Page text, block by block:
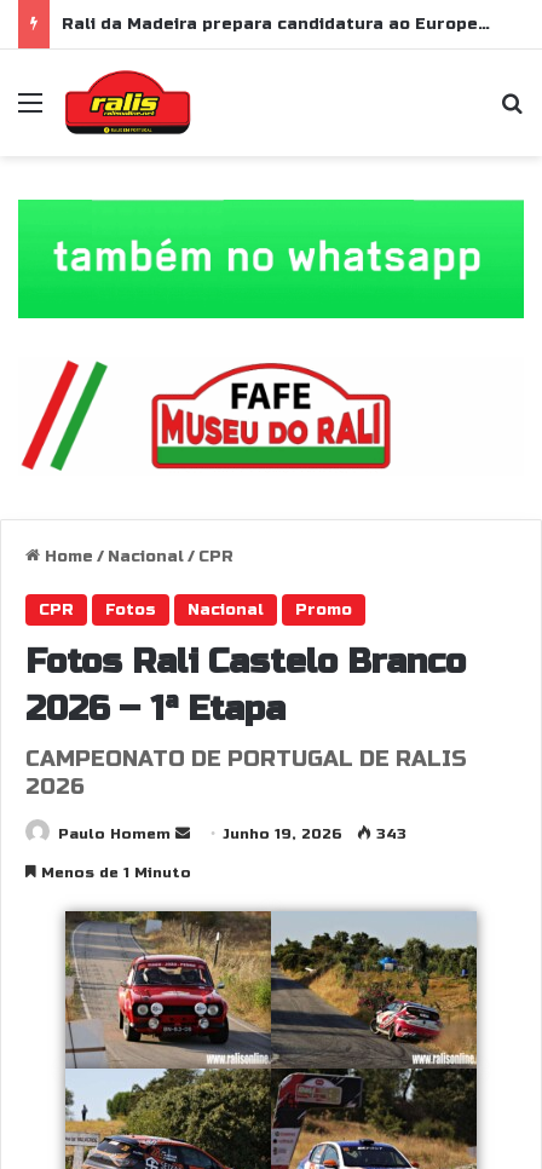
Rali da Madeira prepara candidatura ao Europeu de Ralis para 2028
Menu
Home / Nacional/ CPR
CPR Fotos Nacional Promo
Fotos Rali Castelo Branco
2026 – 1ª Etapa
CAMPEONATO DE PORTUGAL DE RALIS
2026
Paulo Homem
SendJunho 19, 2026 343
Menos de 1 Minuto